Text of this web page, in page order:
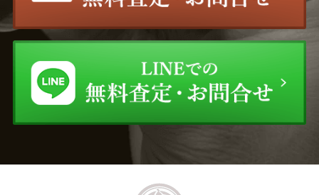
レスリー・セイヤー 中村 清治
北川 民次 アルフォンス・ミュシャ
ウィリム・ヘンラート 楊 三郎（ヤン・サンラン）